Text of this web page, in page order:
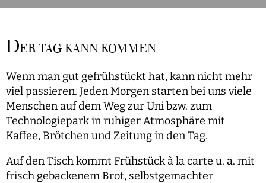
DER TAG KANN KOMMEN
Wenn man gut gefrühstückt hat, kann nicht mehr
viel passieren. Jeden Morgen starten bei uns viele
Menschen auf dem Weg zur Uni bzw. zum
Technologiepark in ruhiger Atmosphäre mit
Kaffee, Brötchen und Zeitung in den Tag.
Auf den Tisch kommt Frühstück à la carte u. a. mit
frisch gebackenem Brot, selbstgemachter